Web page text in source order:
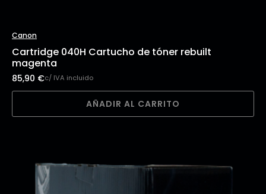
Canon
Cartridge 040H Cartucho de tóner rebuilt
magenta
85,90 €c/ IVA incluido
AÑADIR AL CARRITO